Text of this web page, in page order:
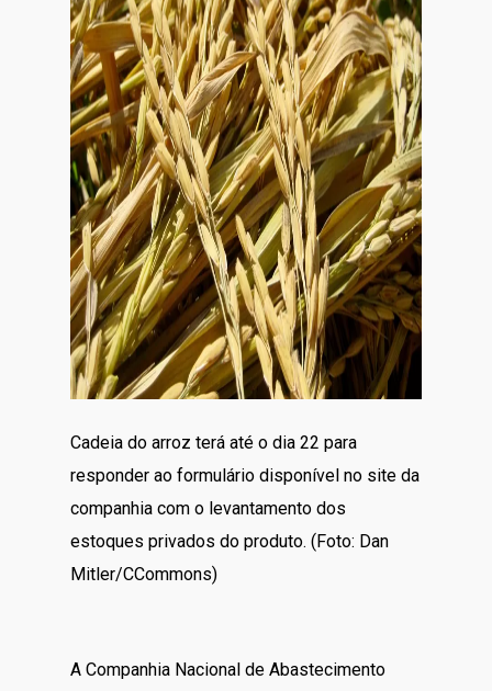
Cadeia do arroz terá até o dia 22 para
responder ao formulário disponível no site da
companhia com o levantamento dos
estoques privados do produto. (Foto: Dan
Mitler/CCommons)
A Companhia Nacional de Abastecimento